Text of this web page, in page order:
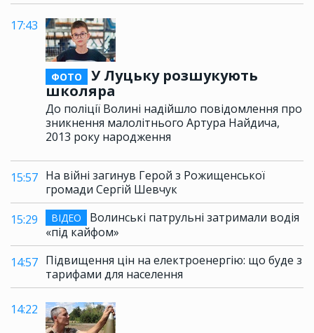
17:43
ФОТО
У Луцьку розшукують
школяра
До поліції Волині надійшло повідомлення про
зникнення малолітнього Артура Найдича,
2013 року народження
15:57 На війні загинув Герой з Рожищенської
громади Сергій Шевчук
15:29
ВІДЕО
Волинські патрульні затримали водія
«під кайфом»
14:57 Підвищення цін на електроенергію: що буде з
тарифами для населення
14:22